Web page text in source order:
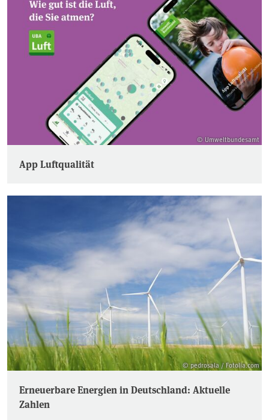
© Umweltbundesamt
App Luftqualität
© pedrosala / Fotolia.com
Erneuerbare Energien in Deutschland: Aktuelle
Zahlen